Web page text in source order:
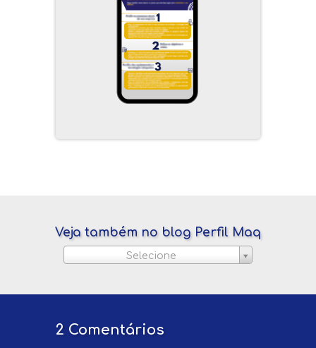
Veja também no blog Perfil Maq
Selecione
2 Comentários